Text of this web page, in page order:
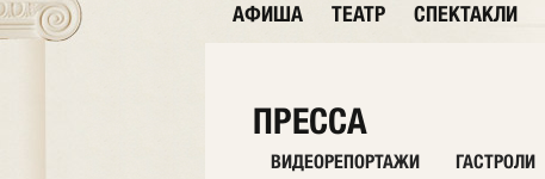
АФИША ТЕАТР СПЕКТАКЛИ
ПРЕССА
ВИДЕОРЕПОРТАЖИ ГАСТРОЛИ